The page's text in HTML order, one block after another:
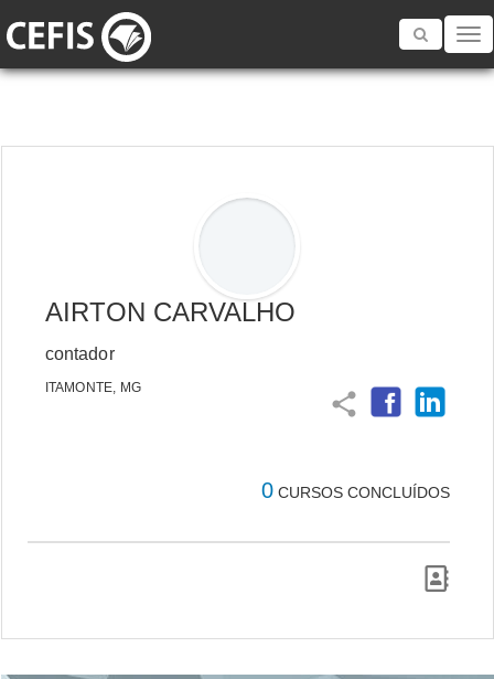
Toggle
AIRTON CARVALHO
contador
ITAMONTE, MG
share
0 CURSOS CONCLUÍDOS